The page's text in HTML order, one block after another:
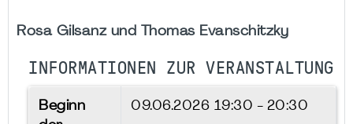
Rosa Gilsanz und Thomas Evanschitzky
INFORMATIONEN ZUR VERANSTALTUNG
Beginn
09.06.2026 19:30 - 20:30